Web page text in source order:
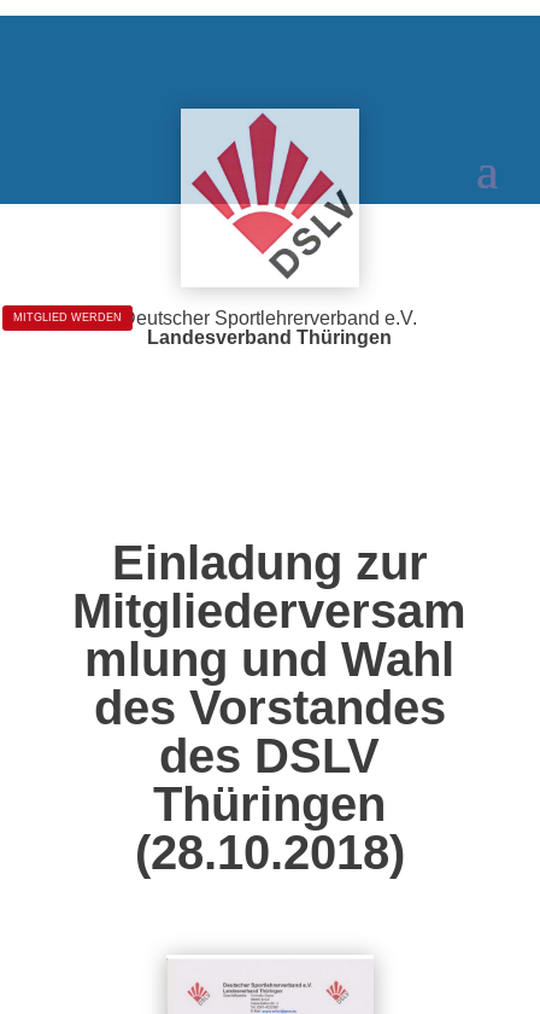
MITGLIED WERDEN
Deutscher Sportlehrerverband e.V.
LandesverbandThüringen
Einladung zur
Mitgliederversam
mlung und Wahl
des Vorstandes
des DSLV
Thüringen
(28.10.2018)